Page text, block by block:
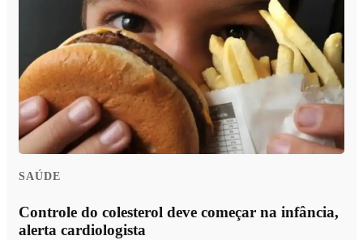
SAÚDE
Controle do colesterol deve começar na infância,
alerta cardiologista